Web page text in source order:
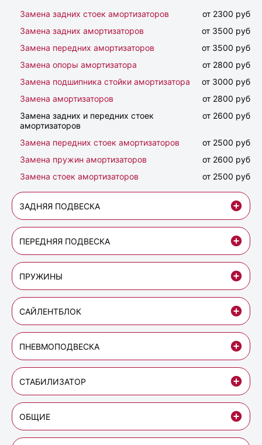
Замена задних стоек амортизаторов
от 2300 руб
Замена задних амортизаторов
от 3500 руб
Замена передних амортизаторов
от 3500 руб
Замена опоры амортизатора
от 2800 руб
Замена подшипника стойки амортизатора
от 3000 руб
Замена амортизаторов
от 2800 руб
Замена задних и передних стоек
амортизаторов
от 2600 руб
Замена передних стоек амортизаторов
от 2500 руб
Замена пружин амортизаторов
от 2600 руб
Замена стоек амортизаторов
от 2500 руб
ЗАДНЯЯ ПОДВЕСКА
ПЕРЕДНЯЯ ПОДВЕСКА
ПРУЖИНЫ
САЙЛЕНТБЛОК
ПНЕВМОПОДВЕСКА
СТАБИЛИЗАТОР
ОБЩИЕ